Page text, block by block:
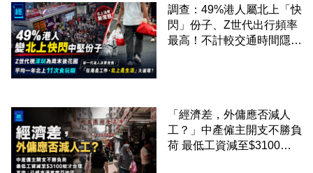
調查：49%港人屬北上「快
閃」份子、Z世代出行頻率
最高！不計較交通時間隱形
「經濟差，外傭應否減人
工？」中產僱主開支不勝負
荷 最低工資減至$3100蚊